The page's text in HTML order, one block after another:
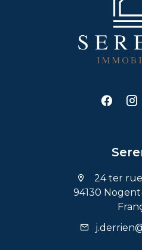
24 ter
94130